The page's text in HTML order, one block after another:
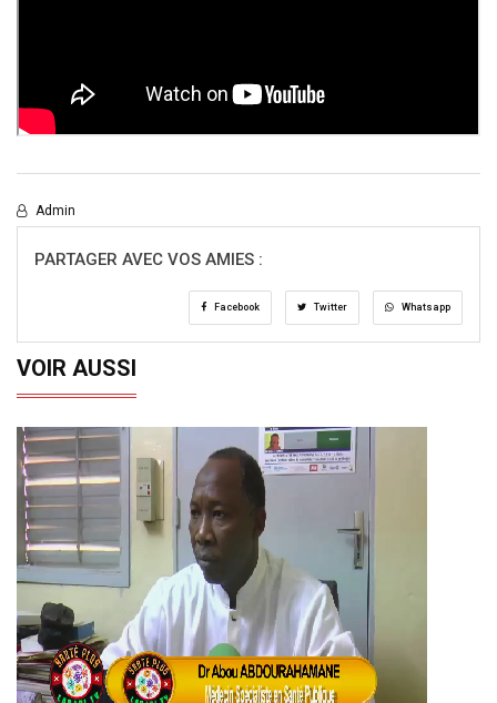
Admin
PARTAGER AVEC VOS AMIES :
Facebook Twitter Whatsapp
VOIR AUSSI